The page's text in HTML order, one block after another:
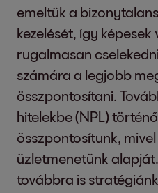
emeltük a
kezelését, így
rugalmasan
számára a legjobb
összpontosítani.
hitelekbe (NPL)
összpontosítunk, mivel
üzletmenetünk
továbbra is